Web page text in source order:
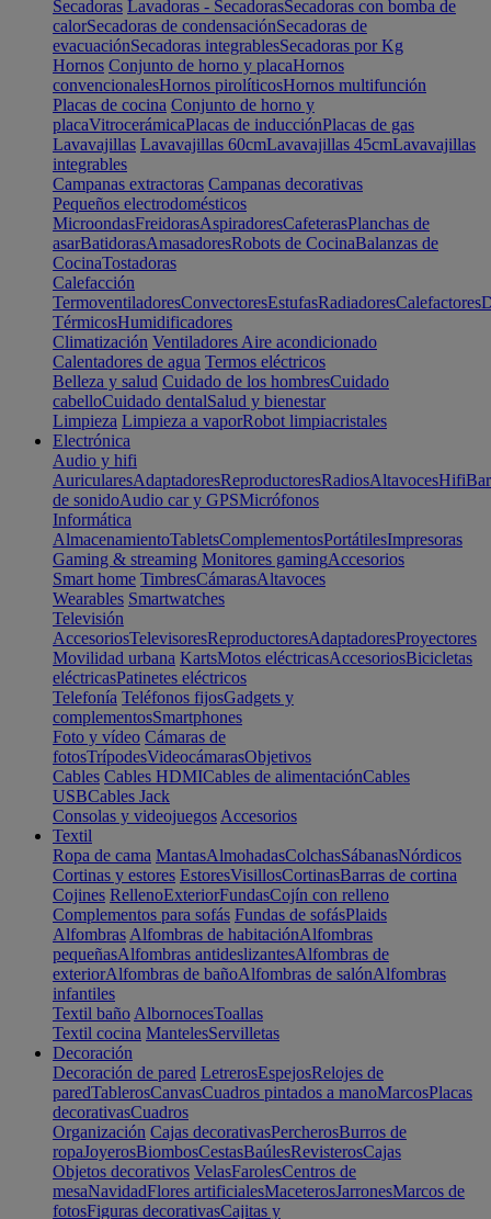
Secadoras Lavadoras - SecadorasSecadoras con bomba de
calorSecadoras de condensaciónSecadoras de
evacuaciónSecadoras integrablesSecadoras por Kg
Hornos Conjunto de horno y placaHornos
convencionalesHornos pirolíticosHornos multifunción
Placas de cocina Conjunto de horno y
placaVitrocerámicaPlacas de inducciónPlacas de gas
Lavavajillas Lavavajillas 60cmLavavajillas 45cmLavavajillas
integrables
Campanas extractoras Campanas decorativas
Pequeños electrodomésticos
MicroondasFreidorasAspiradoresCafeterasPlanchas de
asarBatidorasAmasadoresRobots de CocinaBalanzas de
CocinaTostadoras
Calefacción
TermoventiladoresConvectoresEstufasRadiadoresCalefactores
TérmicosHumidificadores
Climatización Ventiladores Aire acondicionado
Calentadores de agua Termos eléctricos
Belleza y salud Cuidado de los hombresCuidado
cabelloCuidado dentalSalud y bienestar
Limpieza Limpieza a vaporRobot limpiacristales
Electrónica
Audio y hifi
AuricularesAdaptadoresReproductoresRadiosAltavocesHifi
de sonidoAudio car y GPSMicrófonos
Informática
AlmacenamientoTabletsComplementosPortátilesImpresoras
Gaming & streaming Monitores gamingAccesorios
Smart home TimbresCámarasAltavoces
Wearables Smartwatches
Televisión
AccesoriosTelevisoresReproductoresAdaptadoresProyectores
Movilidad urbana KartsMotos eléctricasAccesoriosBicicletas
eléctricasPatinetes eléctricos
Telefonía Teléfonos fijosGadgets y
complementosSmartphones
Foto y vídeo Cámaras de
fotosTrípodesVideocámarasObjetivos
Cables Cables HDMICables de alimentaciónCables
USBCables Jack
Consolas y videojuegos Accesorios
Textil
Ropa de cama MantasAlmohadasColchasSábanasNórdicos
Cortinas y estores EstoresVisillosCortinasBarras de cortina
Cojines RellenoExteriorFundasCojín con relleno
Complementos para sofás Fundas de sofásPlaids
Alfombras Alfombras de habitaciónAlfombras
pequeñasAlfombras antideslizantesAlfombras de
exteriorAlfombras de bañoAlfombras de salónAlfombras
infantiles
Textil baño AlbornocesToallas
Textil cocina MantelesServilletas
Decoración
Decoración de pared LetrerosEspejosRelojes de
paredTablerosCanvasCuadros pintados a manoMarcosPlacas
decorativasCuadros
Organización Cajas decorativasPercherosBurros de
ropaJoyerosBiombosCestasBaúlesRevisterosCajas
Objetos decorativos VelasFarolesCentros de
mesaNavidadFlores artificialesMaceterosJarronesMarcos de
fotosFiguras decorativasCajitas y